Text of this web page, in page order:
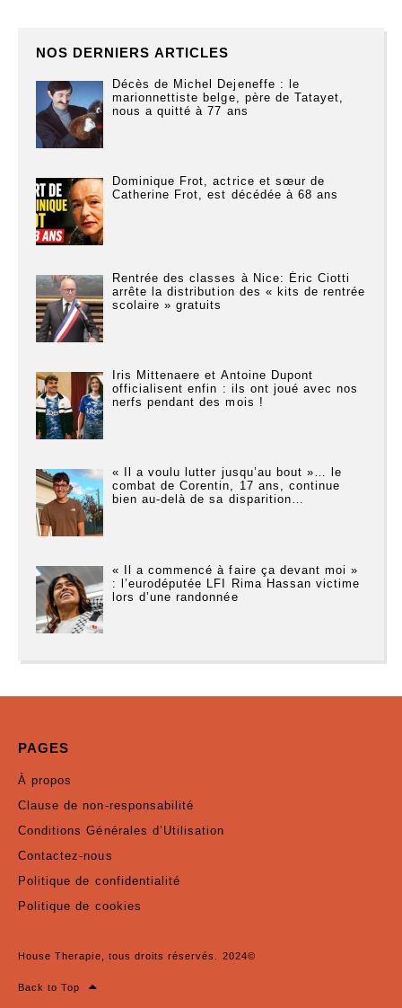
NOS DERNIERS ARTICLES
Décès de Michel Dejeneffe : le
marionnettiste belge, père de Tatayet,
nous a quitté à 77 ans
Dominique Frot, actrice et sœur de
Catherine Frot, est décédée à 68 ans
Rentrée des classes à Nice: Éric Ciotti
arrête la distribution des « kits de rentrée
scolaire » gratuits
Iris Mittenaere et Antoine Dupont
officialisent enfin : ils ont joué avec nos
nerfs pendant des mois !
« Il a voulu lutter jusqu’au bout »… le
combat de Corentin, 17 ans, continue
bien au-delà de sa disparition…
« Il a commencé à faire ça devant moi »
: l’eurodéputée LFI Rima Hassan victime
lors d’une randonnée
PAGES
À propos
Clause de non-responsabilité
Conditions Générales d’Utilisation
Contactez-nous
Politique de confidentialité
Politique de cookies
House Therapie, tous droits réservés. 2024©
Back to Top